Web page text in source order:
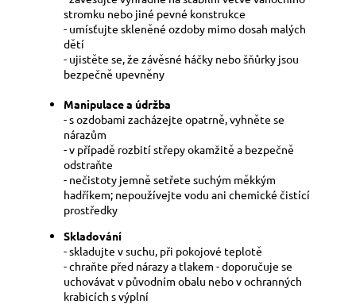
stromku nebo jiné pevné konstrukce
- umísťujte skleněné ozdoby mimo dosah malých
dětí
- ujistěte se, že závěsné háčky nebo šňůrky jsou
bezpečně upevněny
Manipulace a údržba
- s ozdobami zacházejte opatrně, vyhněte se
nárazům
- v případě rozbití střepy okamžitě a bezpečně
odstraňte
- nečistoty jemně setřete suchým měkkým
hadříkem; nepoužívejte vodu ani chemické čistící
prostředky
Skladování
- skladujte v suchu, při pokojové teplotě
- chraňte před nárazy a tlakem - doporučuje se
uchovávat v původním obalu nebo v ochranných
krabicích s výplní